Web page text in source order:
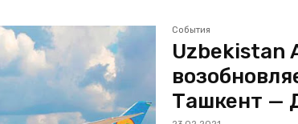
События
Uzbekistan
Ташкент —